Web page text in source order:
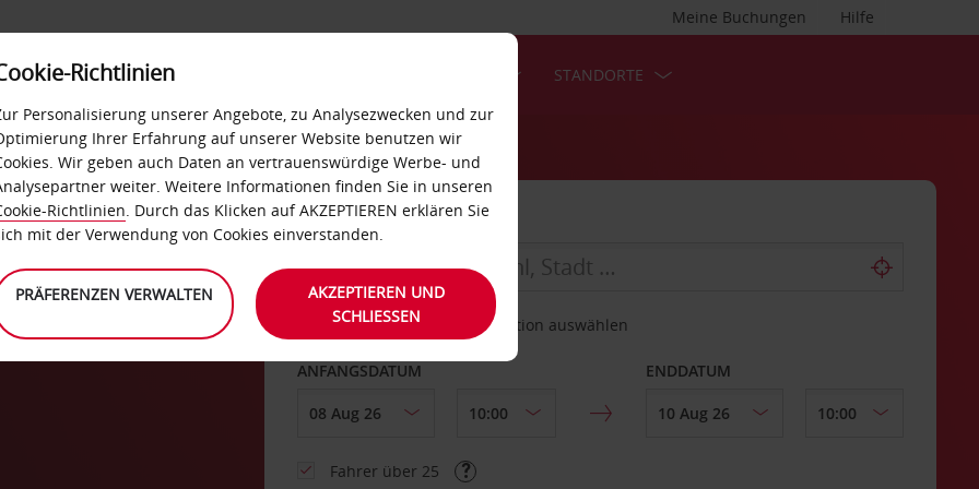
Hilfe
Meine Buchungen
LOYALTY SELF-SERVICES STANDORTE
in
ABHOLEN VON
Eine andere Rückgabestation auswählen
ANFANGSDATUM ENDDATUM
Fahrer über 25
Richtlinien
Personalisierung unserer Angebote, zu Analysezwecken und zur
Ihrer Erfahrung auf unserer Website benutzen wir
Wir geben auch Daten an vertrauenswürdige Werbe- und
weiter. Weitere Informationen finden Sie in unseren
Richtlinien. Durch das Klicken auf AKZEPTIEREN erklären Sie
mit der Verwendung von Cookies einverstanden.
PRÄFERENZEN VERWALTEN
AKZEPTIEREN UND
SCHLIESSEN